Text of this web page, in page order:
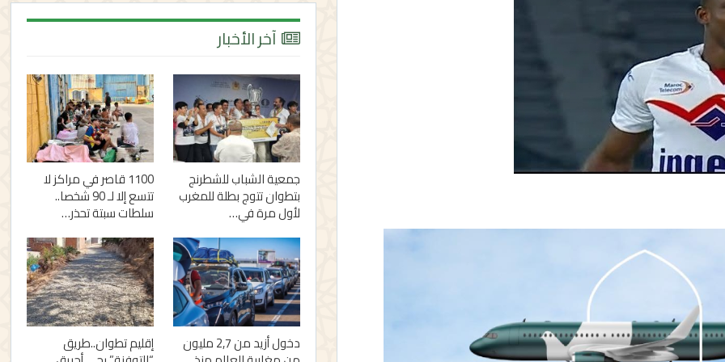
آخر الأخبار
جمعية الشباب للشطرنج
بتطوان تتوج بطلة للمغرب
لأول مرة في…
1100 قاصر في مراكز لا
تتسع إلا لـ 90 شخصا..
سلطات سبتة تحذر…
دخول أزيد من 2,7 مليون إقليم تطوان..طريق